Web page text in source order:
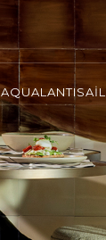
AQUALANTIS